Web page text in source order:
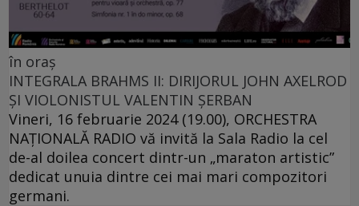
în oraș
INTEGRALA BRAHMS II: DIRIJORUL JOHN AXELROD
ȘI VIOLONISTUL VALENTIN ȘERBAN
Vineri, 16 februarie 2024 (19.00), ORCHESTRA
NAŢIONALĂ RADIO vă invită la Sala Radio la cel
de-al doilea concert dintr-un „maraton artistic”
dedicat unuia dintre cei mai mari compozitori
germani.